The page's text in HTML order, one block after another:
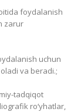
foydalanish
zarur
uchun
va beradi.;
tadqiqot
ro‘yhatlar,